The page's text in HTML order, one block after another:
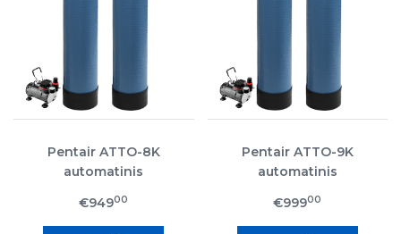
Pentair ATTO-8K
automatinis
€94900
Pentair ATTO-9K
automatinis
€99900